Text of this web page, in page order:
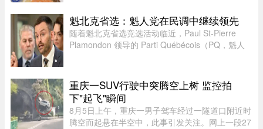
Maki Zushi，已于7月30日结束营业。Maki Zushi
经营15年后因租金上涨于7月30 ...
魁北克省选：魁人党在民调中继续领先
随着魁北克省选竞选活动临近，Paul St-Pierre
Plamondon 领导的 Parti Québécois（PQ，魁人
重庆一SUV行驶中突腾空上树 监控拍
下"起飞"瞬间
8月5日上午，重庆一男子驾车经过一隧道口附近时
腾空而起悬在半空中，此事引发关注。网上一段27